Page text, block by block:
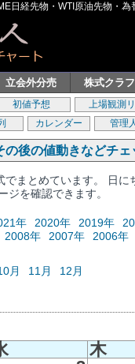
日経先物・WTI原油先物・
立会外分売 株式クラ
初値予想 上場観測
カレンダー 管理
の後の値動きなどチェ
でまとめています。 日
ジを確認できます。
年 2020年 2019年
2008年 2007年 2006年
月 11月 12月
木